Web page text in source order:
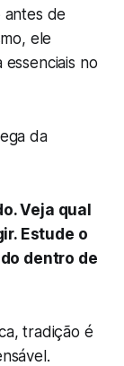
de
ele
no
da
Veja qual
Estude o
dentro de
tradição é